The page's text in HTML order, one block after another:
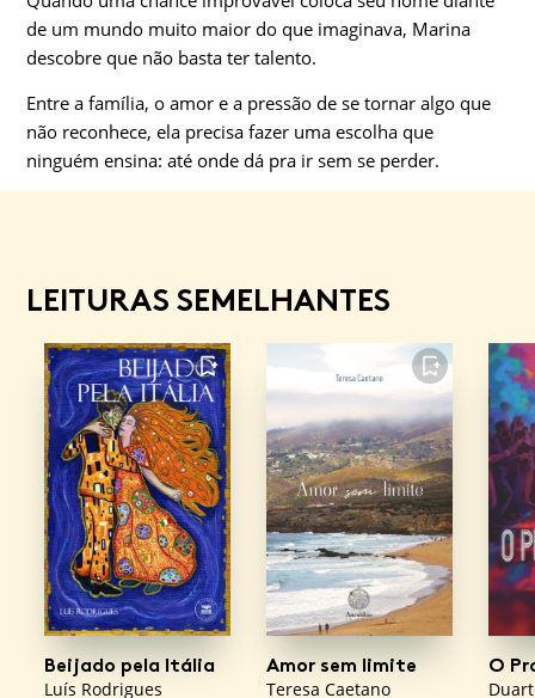
de um mundo muito maior do que imaginava, Marina
descobre que não basta ter talento.
Entre a família, o amor e a pressão de se tornar algo que
não reconhece, ela precisa fazer uma escolha que
ninguém ensina: até onde dá pra ir sem se perder.
LEITURAS SEMELHANTES
FAVORITO
Beijado pela Itália
Luís Rodrigues
FAVORITO
Amor sem limite
Teresa Caetano
O